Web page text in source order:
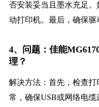
否安装妥当且墨水充足
动打印机。最后，确保驱
4、问题：佳能
理？
解决方法：首先，检查
常，确保USB或网络电